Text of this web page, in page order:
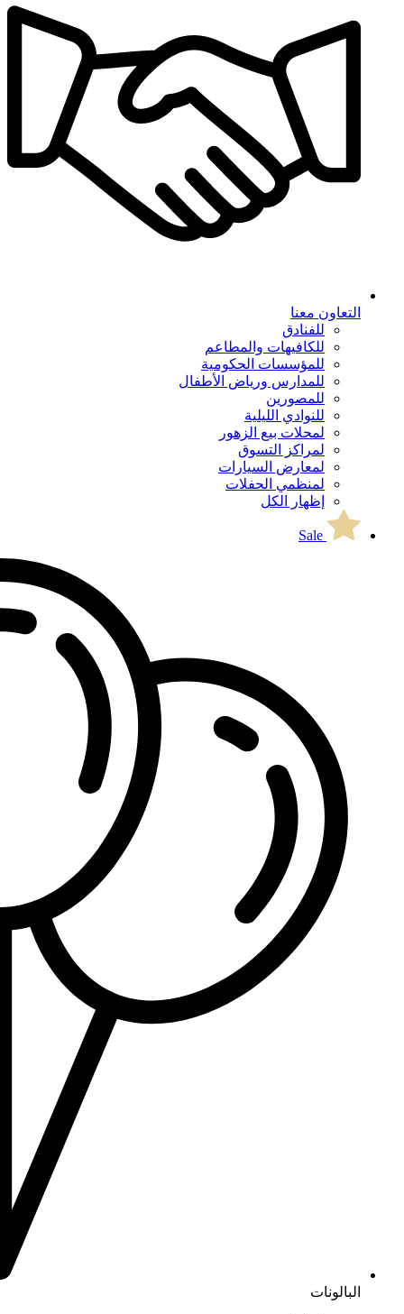
التعاون معنا
للفنادق
للكافيهات والمطاعم
للمؤسسات الحكومية
للمدارس ورياض الأطفال
للمصورين
للنوادي الليلية
لمحلات بيع الزهور
لمراكز التسوق
لمعارض السيارات
لمنظمي الحفلات
إظهار الكل
البالونات